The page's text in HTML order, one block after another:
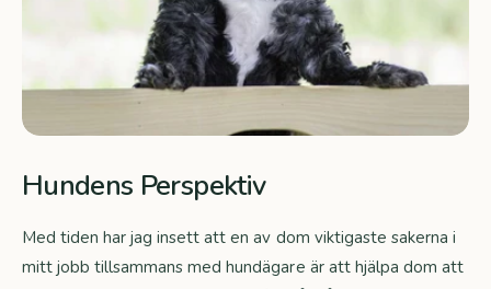
Hundens Perspektiv
Med tiden har jag insett att en av dom viktigaste sakerna i
mitt jobb tillsammans med hundägare är att hjälpa dom att